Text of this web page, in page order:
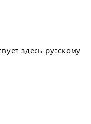
здесь русскому